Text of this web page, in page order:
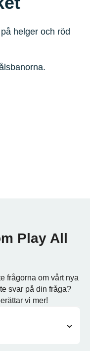
helger och röd
Play All
frågorna om vårt nya
svar på din fråga?
vi mer!